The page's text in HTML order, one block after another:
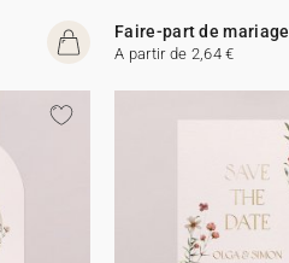
Faire-part de mariage
A partir de 2,64 €